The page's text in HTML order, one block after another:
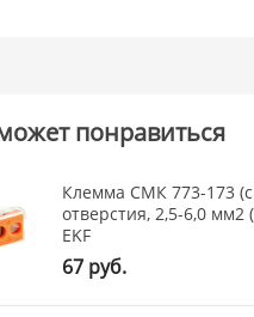
понравиться
Клемма СМК 773-173 (с
отверстия, 2,5-6,0 мм2
EKF
67 руб.